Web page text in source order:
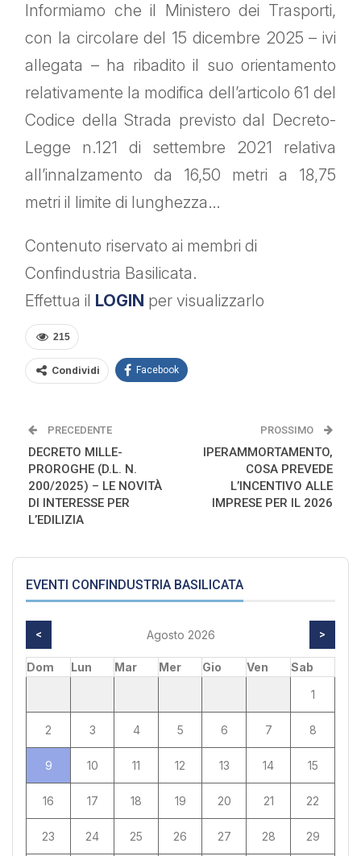
Informiamo che il Ministero dei Trasporti,
con la circolare del 15 dicembre 2025 – ivi
allegata – ha ribadito il suo orientamento
relativamente la modifica dell’articolo 61 del
Codice della Strada previsto dal Decreto-
Legge n.121 di settembre 2021 relativa
all’innalzamento da 16,50 metri a 18,75
metri il limite di lunghezza…
Contenuto riservato ai membri di
Confindustria Basilicata.
Effettua il LOGIN per visualizzarlo
215
Condividi Facebook
PRECEDENTE
DECRETO MILLE-
PROROGHE (D.L. N.
200/2025) – LE NOVITÀ
DI INTERESSE PER
L’EDILIZIA
PROSSIMO
IPERAMMORTAMENTO,
COSA PREVEDE
L’INCENTIVO ALLE
IMPRESE PER IL 2026
EVENTI CONFINDUSTRIA BASILICATA
< Agosto 2026 >
Dom Lun Mar Mer Gio Ven
Sab
1
2 3 4 5 6 7 8
9 10 11 12 13 14 15
16 17 18 19 20 21 22
23 24 25 26 27 28 29